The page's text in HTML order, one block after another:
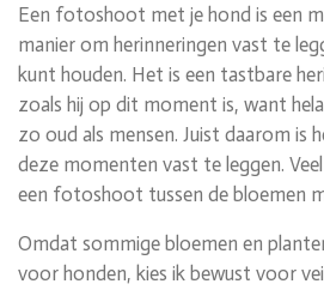
Een fotoshoot met je hond is een
manier om herinneringen vast te
kunt houden. Het is een tastbare
zoals hij op dit moment is, want
zo oud als mensen. Juist daarom is
deze momenten vast te leggen.
een fotoshoot tussen de bloemen
Omdat sommige bloemen en
voor honden, kies ik bewust voor